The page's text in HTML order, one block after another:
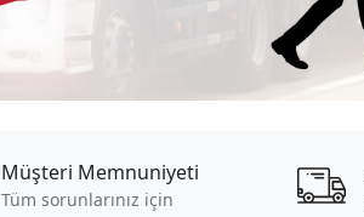
Müşteri Memnuniyeti
Tüm sorunlarınız için